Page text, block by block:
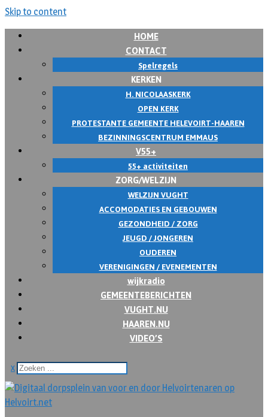
Skip to content
HOME
CONTACT
Spelregels
KERKEN
H. NICOLAASKERK
OPEN KERK
PROTESTANTE GEMEENTE HELEVOIRT-HAAREN
BEZINNINGSCENTRUM EMMAUS
V55+
55+ activiteiten
ZORG/WELZIJN
WELZIJN VUGHT
ACCOMODATIES EN GEBOUWEN
GEZONDHEID / ZORG
JEUGD / JONGEREN
OUDEREN
VERENIGINGEN / EVENEMENTEN
wijkradio
GEMEENTEBERICHTEN
VUGHT.NU
HAAREN.NU
VIDEO’S
x